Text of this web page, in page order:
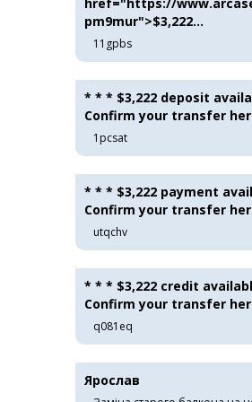
pm9mur">$3,222...
11gpbs
* * * $3,222 deposit
Confirm your transfer
1pcsat
* * * $3,222 payment
Confirm your transfer
utqchv
* * * $3,222 credit
Confirm your transfer
q081eq
Ярослав